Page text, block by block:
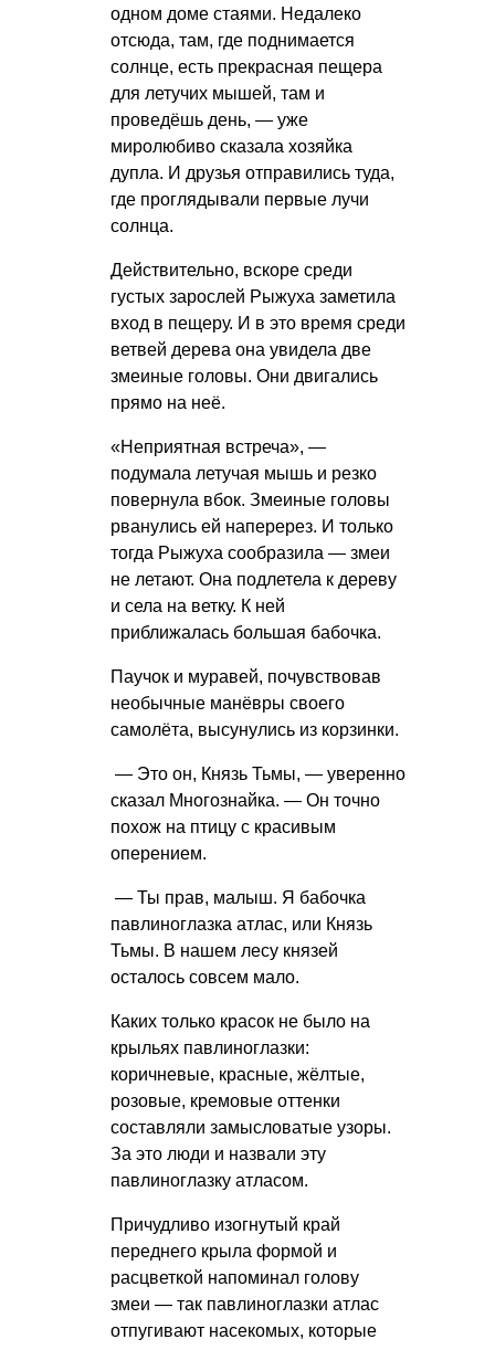
одном доме стаями. Недалеко
отсюда, там, где поднимается
солнце, есть прекрасная пещера
для летучих мышей, там и
проведёшь день, — уже
миролюбиво сказала хозяйка
дупла. И друзья отправились туда,
где проглядывали первые лучи
солнца.
Действительно, вскоре среди
густых зарослей Рыжуха заметила
вход в пещеру. И в это время среди
ветвей дерева она увидела две
змеиные головы. Они двигались
прямо на неё.
«Неприятная встреча», —
подумала летучая мышь и резко
повернула вбок. Змеиные головы
рванулись ей наперерез. И только
тогда Рыжуха сообразила — змеи
не летают. Она подлетела к дереву
и села на ветку. К ней
приближалась большая бабочка.
Паучок и муравей, почувствовав
необычные манёвры своего
самолёта, высунулись из корзинки.
— Это он, Князь Тьмы, — уверенно
сказал Многознайка. — Он точно
похож на птицу с красивым
оперением.
— Ты прав, малыш. Я бабочка
павлиноглазка атлас, или Князь
Тьмы. В нашем лесу князей
осталось совсем мало.
Каких только красок не было на
крыльях павлиноглазки:
коричневые, красные, жёлтые,
розовые, кремовые оттенки
составляли замысловатые узоры.
За это люди и назвали эту
павлиноглазку атласом.
Причудливо изогнутый край
переднего крыла формой и
расцветкой напоминал голову
змеи — так павлиноглазки атлас
отпугивают насекомых, которые